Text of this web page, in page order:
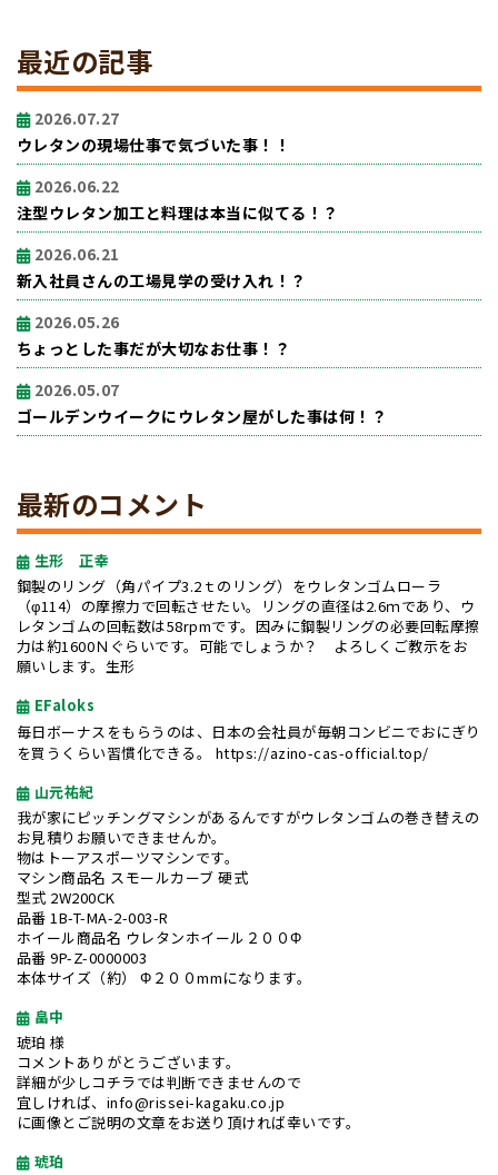
最近の記事
2026.07.27
ウレタンの現場仕事で気づいた事！！
2026.06.22
注型ウレタン加工と料理は本当に似てる！？
2026.06.21
新入社員さんの工場見学の受け入れ！？
2026.05.26
ちょっとした事だが大切なお仕事！？
2026.05.07
ゴールデンウイークにウレタン屋がした事は何！？
最新のコメント
生形 正幸
鋼製のリング（角パイプ3.2ｔのリング）をウレタンゴムローラ
（φ114）の摩擦力で回転させたい。リングの直径は2.6ｍであり、ウ
レタンゴムの回転数は58rpmです。因みに鋼製リングの必要回転摩擦
力は約1600Ｎぐらいです。可能でしょうか？ よろしくご教示をお
願いします。生形
EFaloks
毎日ボーナスをもらうのは、日本の会社員が毎朝コンビニでおにぎり
を買うくらい習慣化できる。 https://azino-cas-official.top/
山元祐紀
我が家にピッチングマシンがあるんですがウレタンゴムの巻き替えの
お見積りお願いできませんか。
物はトーアスポーツマシンです。
マシン商品名 スモールカーブ 硬式
型式 2W200CK
品番 1B-T-MA-2-003-R
ホイール商品名 ウレタンホイール２００Φ
品番 9P-Z-0000003
本体サイズ（約） Φ２００mmになります。
畠中
琥珀 様
コメントありがとうございます。
詳細が少しコチラでは判断できませんので
宜しければ、info@rissei-kagaku.co.jp
に画像とご説明の文章をお送り頂ければ幸いです。
琥珀